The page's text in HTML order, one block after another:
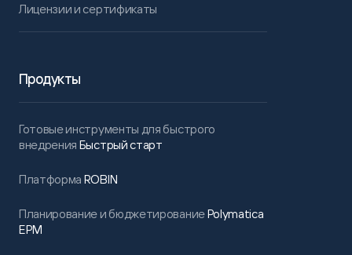
Лицензии и сертификаты
Продукты
Готовые инструменты для быстрого
внедрения Быстрый старт
Платформа ROBIN
Планирование и бюджетированиеPolymatica
EPM